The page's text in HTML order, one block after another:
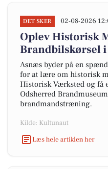
DET SKER 02-08-2026
Oplev Historisk
Brandbilskørsel i
Asnæs byder på en
for at lære om historisk
Historisk Værksted og få
Odsherred
brandmandstræning.
Kilde: Kultunaut
Læs hele artiklen her